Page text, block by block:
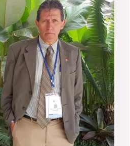
Agua (CODIA) para
sobre la planificación
de los países de